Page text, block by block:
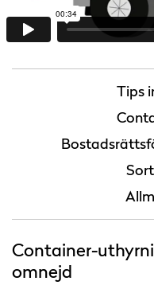
Tips
Container-
omnejd